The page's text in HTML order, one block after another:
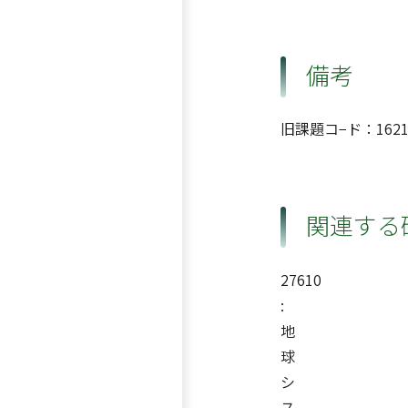
備考
旧課題コ−ド：
関連す
27610
:
地
球
シ